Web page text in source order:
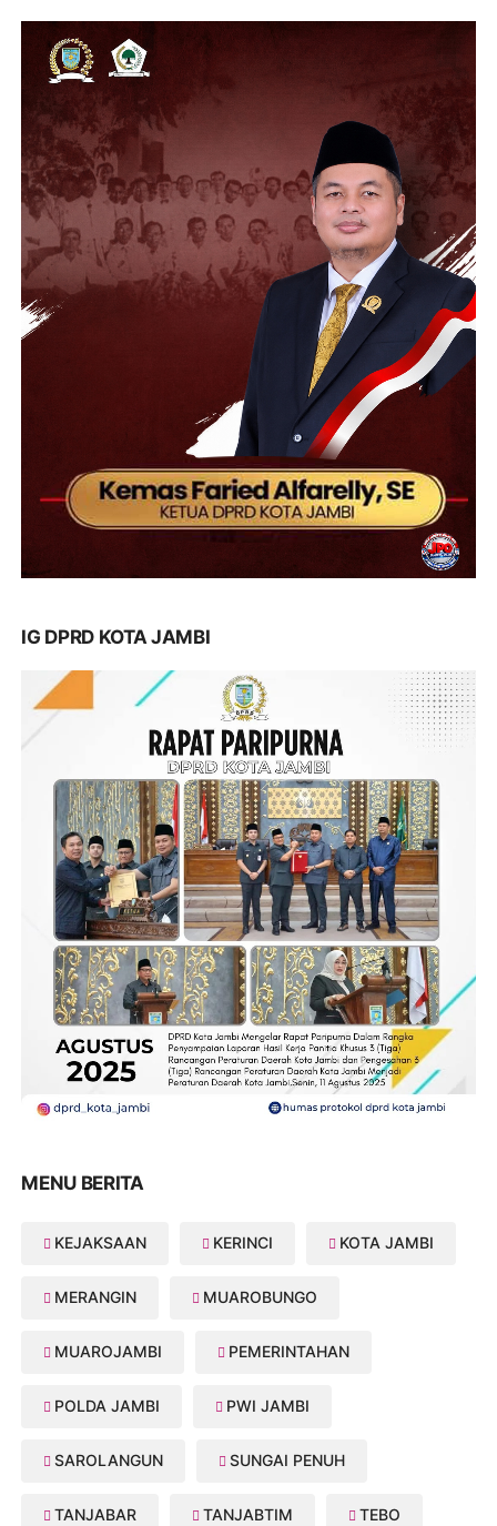
IG DPRD KOTA JAMBI
MENU BERITA
KEJAKSAAN KERINCI KOTA JAMBI
MERANGIN MUAROBUNGO
MUAROJAMBI PEMERINTAHAN
POLDA JAMBI PWI JAMBI
SAROLANGUN SUNGAI PENUH
TANJABAR TANJABTIM TEBO